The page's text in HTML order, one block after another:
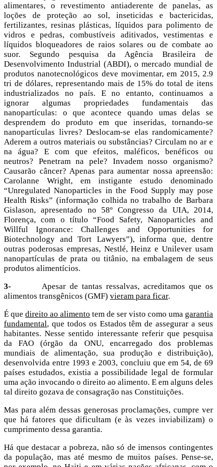
alimentares, o revestimento antiaderente de panelas, as
loções de proteção ao sol, inseticidas e bactericidas,
fertilizantes, resinas plásticas, líquidos para polimento de
vidros e pedras, combustíveis aditivados, vestimentas e
líquidos bloqueadores de raios solares ou de combate ao
suor. Segundo pesquisa da Agência Brasileira de
Desenvolvimento Industrial (ABDI), o mercado mundial de
produtos nanotecnológicos deve movimentar, em 2015, 2.9
tri de dólares, representando mais de 15% do total de itens
industrializados no país. E no entanto, continuamos a
ignorar algumas propriedades fundamentais das
nanopartículas: o que acontece quando umas delas se
desprendem do produto em que inseridas, tornando-se
nanopartículas livres? Deslocam-se elas randomicamente?
Aderem a outros materiais ou substâncias? Circulam no ar e
na água? E com que efeitos, maléficos, benéficos ou
neutros? Penetram na pele? Invadem nosso organismo?
Causarão câncer? Apenas para aumentar nossa apreensão:
Carolanne Wright, em instigante estudo denominado
“Unregulated Nanoparticles in the Food Supply may pose
Health Risks” (informação colhida no trabalho de Barbara
Gislason, apresentado no 58º Congresso da UIA, 2014,
Florença, com o título “Food Safety, Nanoparticles and
Willful Ignorance: Challenges and Opportunities for
Biotechnology and Tort Lawyers”), informa que, dentre
outras poderosas empresas, Nestlé, Heinz e Unilever usam
nanopartículas de prata ou titânio, na embalagem de seus
produtos alimentícios.
3-Apesar de tantas ressalvas, acreditamos que os
alimentos transgênicos (GMF) vieram para ficar.
É que direito ao alimento tem de ser visto como uma garantia
fundamental, que todos os Estados têm de assegurar a seus
habitantes. Nesse sentido interessante referir que pesquisa
da FAO (órgão da ONU, encarregado dos problemas
mundiais de alimentação, sua produção e distribuição),
desenvolvida entre 1993 e 2003, concluiu que em 54, de 69
países estudados, existia a possibilidade legal de formular
uma ação invocando o direito ao alimento. E em alguns deles
tal direito gozava de consagração nas Constituições.
Mas para além dessas generosas proclamações, cumpre ver
que há fatores que dificultam (e às vezes inviabilizam) o
cumprimento dessa garantia.
Há que destacar a pobreza, não só de imensos contingentes
da população, mas até mesmo de muitos países. Pense-se,